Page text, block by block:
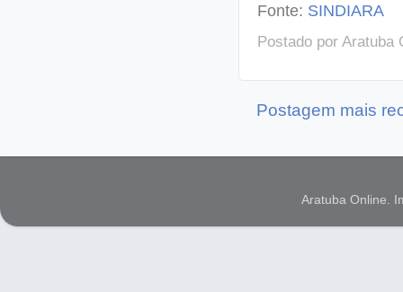
Fonte: SINDIARA
Postado por Aratuba
Postagem mais
Aratuba Online.